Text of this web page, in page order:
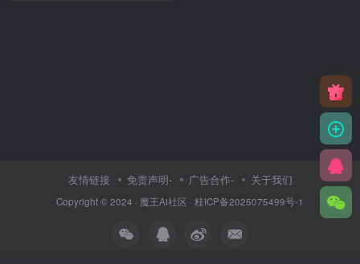
友情链接 免责声明- 广告合作- 关于我们
Copyright © 2024 · 魔王Ai社区 · 桂ICP备2025075499号-1